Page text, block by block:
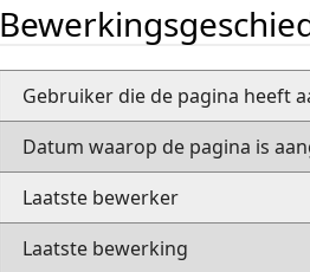
Gebruiker die de pagina heeft
Datum waarop de pagina is
Laatste bewerker
Laatste bewerking